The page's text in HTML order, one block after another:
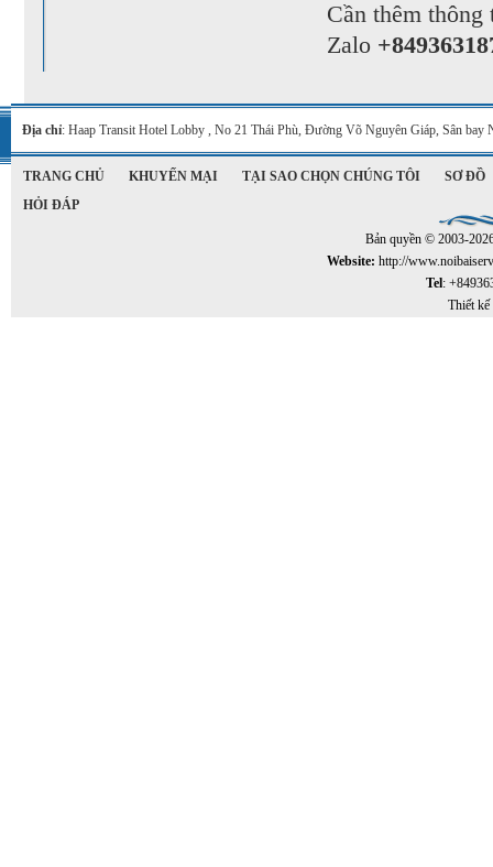
Cần thêm
Zalo
Địa chỉ: Haap Transit Hotel Lobby , No 21 Thái Phù, Đường Võ Nguyên Giáp, Sân bay
TRANG CHỦ KHUYẾN MẠI TẠI SAO CHỌN CHÚNG TÔI
SƠ ĐỒ
HỎI ĐÁP
Bản quyền © 2003-
Website: http://
Tel:
Thiết kế